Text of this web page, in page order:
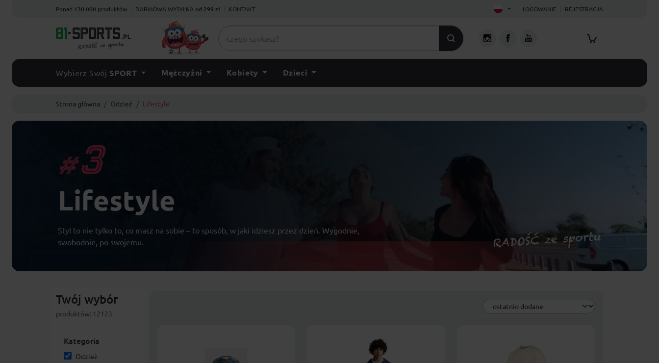
Ponad 130.000 produktów DARMOWA WYSYŁKA od 299 zł KONTAKT LOGOWANIE REJESTRACJA
Wybierz Swój SPORT Mężczyźni Kobiety Dzieci
Strona główna Odzież Lifestyle
#3
Lifestyle
Styl to nie tylko to, co masz na sobie – to sposób, w jaki idziesz przez dzień. Wygodnie,
swobodnie, po swojemu.
Twój wybór
produktów: 12123
Kategoria
Odzież